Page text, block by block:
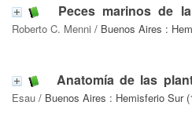
Peces marinos de
Roberto C. Menni / Buenos Aires :
Anatomía de las
Esau / Buenos Aires : Hemisferio Sur